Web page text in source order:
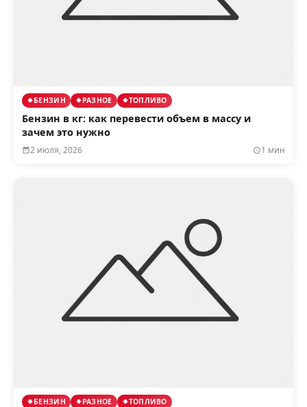
БЕНЗИН РАЗНОЕ ТОПЛИВО
Бензин в кг: как перевести объем в массу и
зачем это нужно
2 июля, 2026 1 мин
БЕНЗИН РАЗНОЕ ТОПЛИВО